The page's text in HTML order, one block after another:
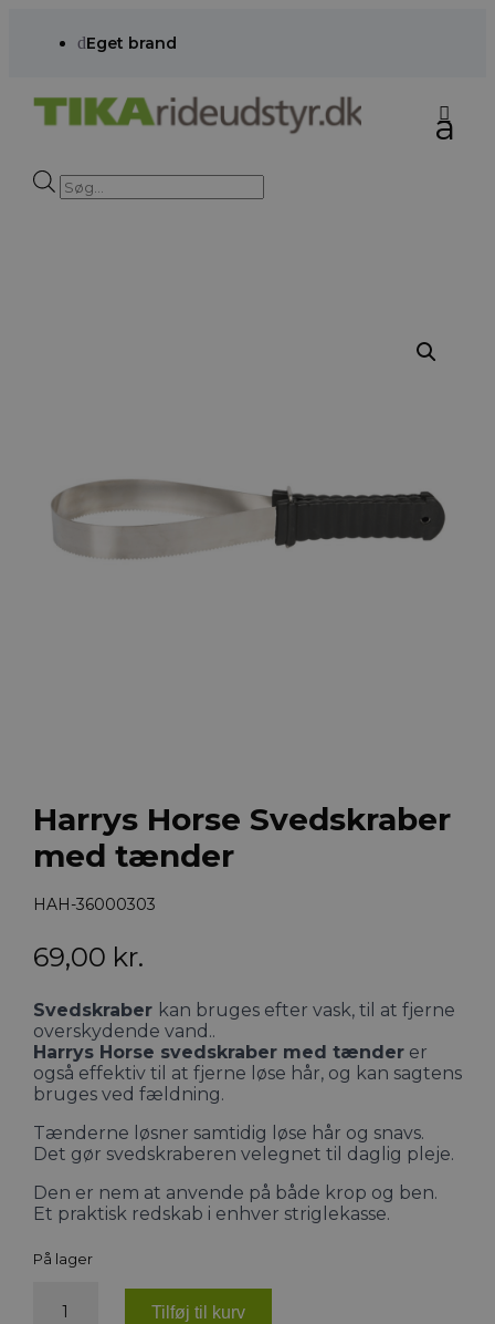
dEget brand
Products
search
Harrys Horse Svedskraber
med tænder
HAH-36000303
69,00 kr.
Svedskraber kan bruges efter vask, til at fjerne
overskydende vand..
Harrys Horse svedskraber med tænderer
også effektiv til at fjerne løse hår, og kan sagtens
bruges ved fældning.
Tænderne løsner samtidig løse hår og snavs.
Det gør svedskraberen velegnet til daglig pleje.
Den er nem at anvende på både krop og ben.
Et praktisk redskab i enhver striglekasse.
På lager
Horse
Tilføj til kurv